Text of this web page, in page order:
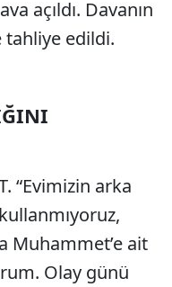
açıldı. Davanın
tahliye edildi.
“Evimizin arka
Muhammet’e ait
Olay günü